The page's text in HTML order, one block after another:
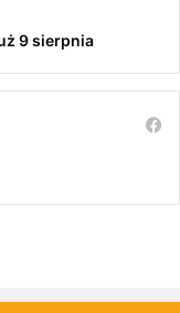
9 sierpnia